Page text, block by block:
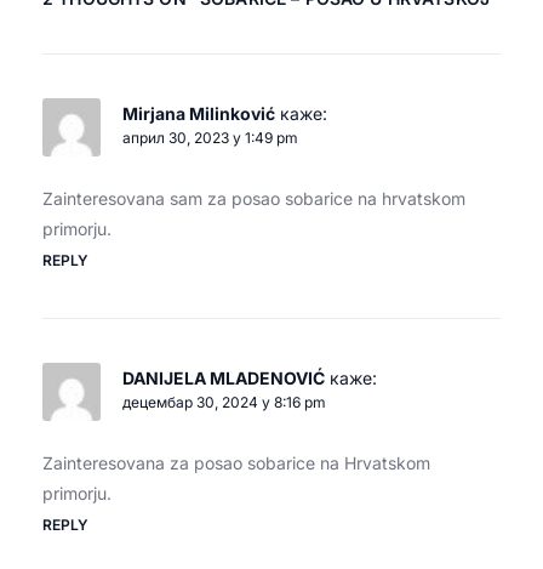
Mirjana Milinković каже:
април 30, 2023 у 1:49 pm
Zainteresovana sam za posao sobarice na hrvatskom
primorju.
REPLY
DANIJELA MLADENOVIĆ каже:
децембар 30, 2024 у 8:16 pm
Zainteresovana za posao sobarice na Hrvatskom
primorju.
REPLY